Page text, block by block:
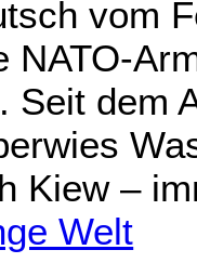
vom
NATO-
Seit dem
Kiew –
Welt